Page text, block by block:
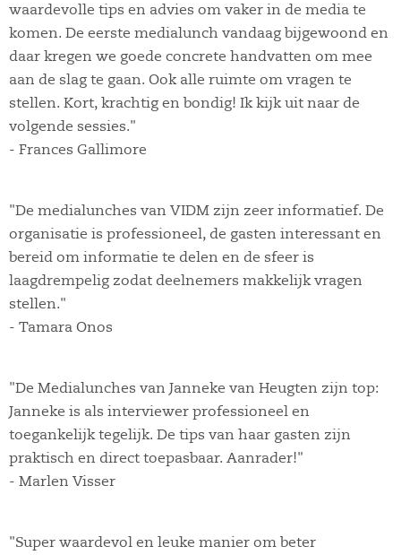
waardevolle tips en advies om vaker in de media te
komen. De eerste medialunch vandaag bijgewoond en
daar kregen we goede concrete handvatten om mee
aan de slag te gaan. Ook alle ruimte om vragen te
stellen. Kort, krachtig en bondig! Ik kijk uit naar de
volgende sessies."
- Frances Gallimore
"De medialunches van VIDM zijn zeer informatief. De
organisatie is professioneel, de gasten interessant en
bereid om informatie te delen en de sfeer is
laagdrempelig zodat deelnemers makkelijk vragen
stellen."
- Tamara Onos
"De Medialunches van Janneke van Heugten zijn top:
Janneke is als interviewer professioneel en
toegankelijk tegelijk. De tips van haar gasten zijn
praktisch en direct toepasbaar. Aanrader!"
- Marlen Visser
"Super waardevol en leuke manier om beter